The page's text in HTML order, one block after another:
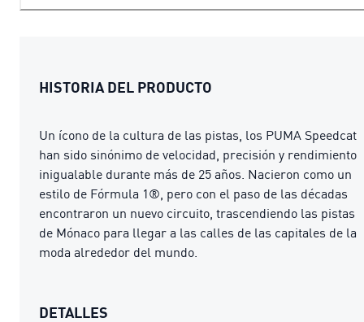
HISTORIA DEL PRODUCTO
Un ícono de la cultura de las pistas, los PUMA Speedcat
han sido sinónimo de velocidad, precisión y rendimiento
inigualable durante más de 25 años. Nacieron como un
estilo de Fórmula 1®, pero con el paso de las décadas
encontraron un nuevo circuito, trascendiendo las pistas
de Mónaco para llegar a las calles de las capitales de la
moda alrededor del mundo.
DETALLES